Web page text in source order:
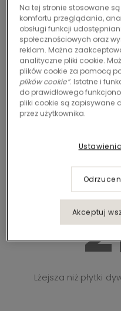
Do 100 % lepsza
Lżejsza niż płytki
Na tej stronie stosowane
komfortu przeglądania,
obsługi funkcji
społecznościowych oraz
reklam. Można
analityczne pliki cookie.
plików cookie za pomocą
plików cookie”. Istotne i
do prawidłowego
pliki cookie są zapisywane
przez użytkownika.
Akceptuj